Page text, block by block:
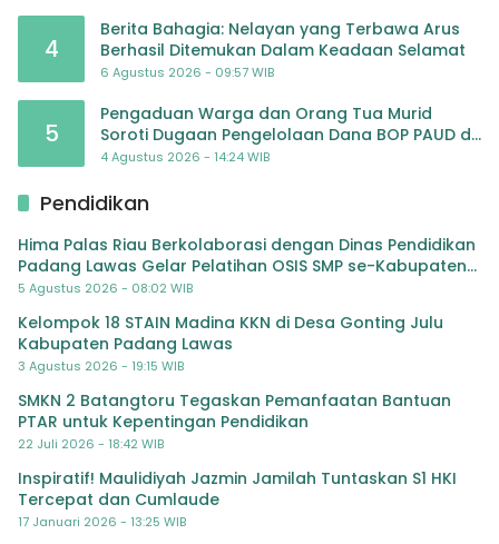
4
Berita Bahagia: Nelayan yang Terbawa Arus
Berhasil Ditemukan Dalam Keadaan Selamat
6 Agustus 2026 - 09:57 WIB
5
Pengaduan Warga dan Orang Tua Murid
Soroti Dugaan Pengelolaan Dana BOP PAUD di
TK Al-Ikhlas Tapanuli Selatan
4 Agustus 2026 - 14:24 WIB
Pendidikan
Hima Palas Riau Berkolaborasi dengan Dinas Pendidikan
Padang Lawas Gelar Pelatihan OSIS SMP se-Kabupaten
Padang Lawas
5 Agustus 2026 - 08:02 WIB
Kelompok 18 STAIN Madina KKN di Desa Gonting Julu
Kabupaten Padang Lawas
3 Agustus 2026 - 19:15 WIB
SMKN 2 Batangtoru Tegaskan Pemanfaatan Bantuan
PTAR untuk Kepentingan Pendidikan
22 Juli 2026 - 18:42 WIB
Inspiratif! Maulidiyah Jazmin Jamilah Tuntaskan S1 HKI
Tercepat dan Cumlaude
17 Januari 2026 - 13:25 WIB